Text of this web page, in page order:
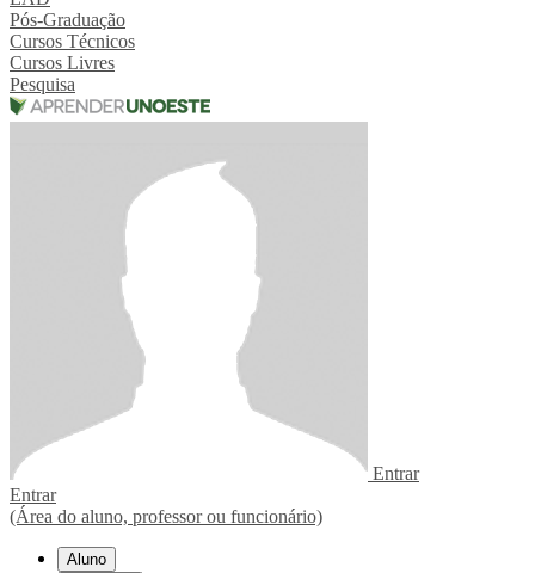
Pós-Graduação
Cursos Técnicos
Cursos Livres
Pesquisa
Entrar
Entrar
(Área do aluno, professor ou funcionário)
Aluno